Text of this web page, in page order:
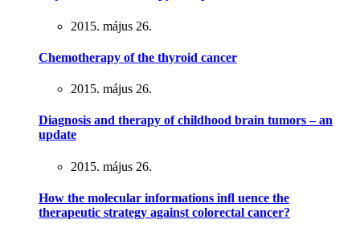
2015. május 26.
Chemotherapy of the thyroid cancer
2015. május 26.
Diagnosis and therapy of childhood brain tumors – an
update
2015. május 26.
How the molecular informations inﬂ uence the
therapeutic strategy against colorectal cancer?